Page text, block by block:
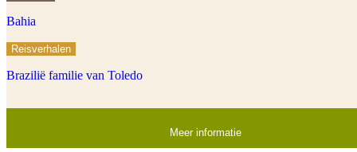
Bahia
Reisverhalen
Brazilië familie van Toledo
Meer informatie